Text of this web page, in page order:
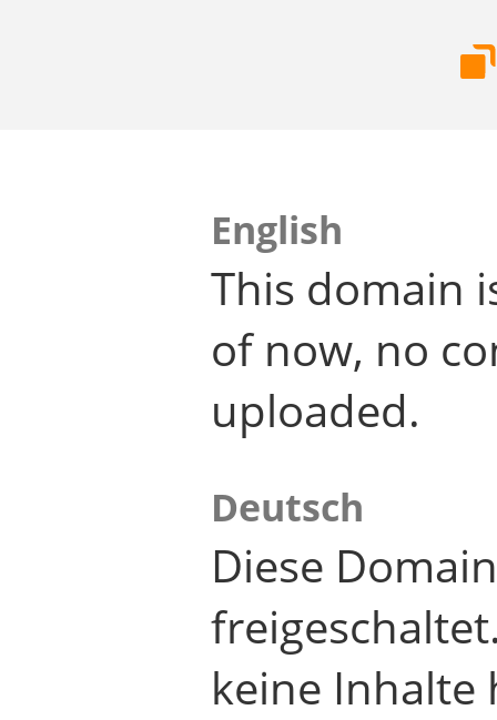
English
This domain
of now, no
uploaded.
Deutsch
Diese
keine Inhalte